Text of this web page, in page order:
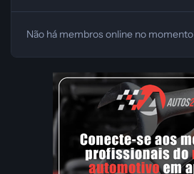
Não há membros online no momento